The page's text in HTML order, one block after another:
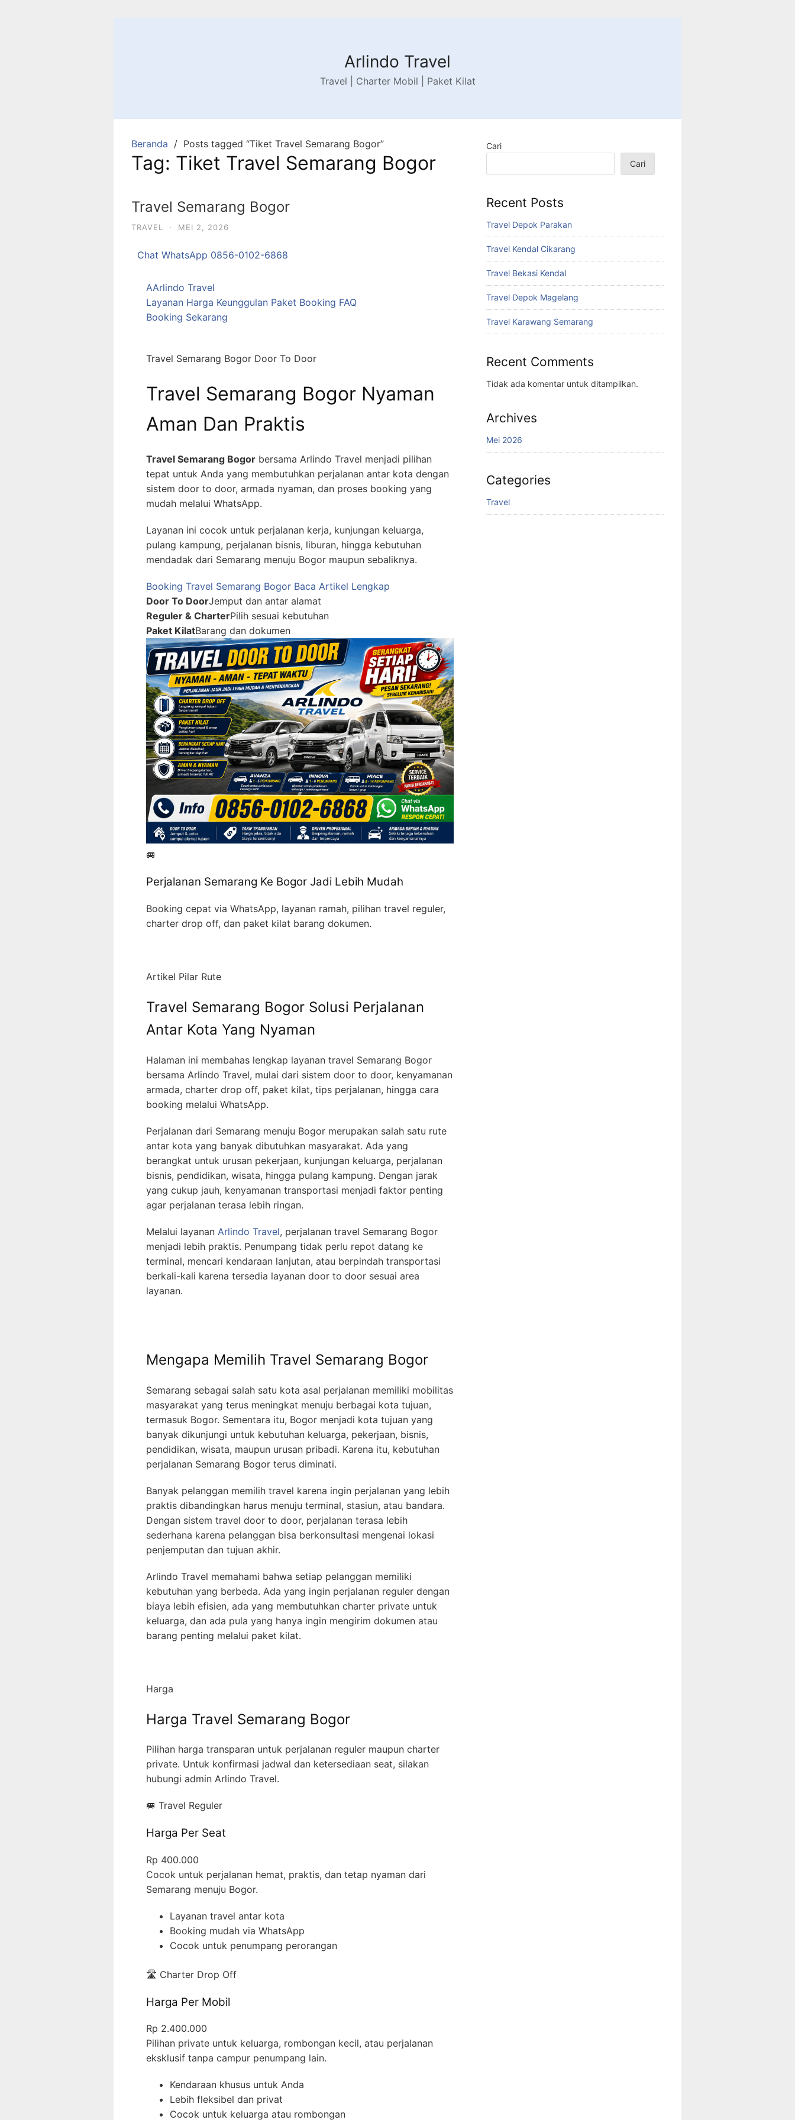
Arlindo Travel
Travel | Charter Mobil | Paket Kilat
Beranda Posts tagged “Tiket Travel Semarang Bogor”
Tag: Tiket Travel Semarang Bogor
Travel Semarang Bogor
TRAVEL · MEI 2, 2026
Chat WhatsApp 0856-0102-6868
AArlindo Travel
Layanan Harga Keunggulan Paket Booking FAQ
Booking Sekarang
Travel Semarang Bogor Door To Door
Travel Semarang Bogor Nyaman
Aman Dan Praktis
Travel Semarang Bogor bersama Arlindo Travel menjadi pilihan
tepat untuk Anda yang membutuhkan perjalanan antar kota dengan
sistem door to door, armada nyaman, dan proses booking yang
mudah melalui WhatsApp.
Layanan ini cocok untuk perjalanan kerja, kunjungan keluarga,
pulang kampung, perjalanan bisnis, liburan, hingga kebutuhan
mendadak dari Semarang menuju Bogor maupun sebaliknya.
Booking Travel Semarang Bogor Baca Artikel Lengkap
Door To DoorJemput dan antar alamat
Reguler & CharterPilih sesuai kebutuhan
Paket KilatBarang dan dokumen
🚐
Perjalanan Semarang Ke Bogor Jadi Lebih Mudah
Booking cepat via WhatsApp, layanan ramah, pilihan travel reguler,
charter drop off, dan paket kilat barang dokumen.
Artikel Pilar Rute
Travel Semarang Bogor Solusi Perjalanan
Antar Kota Yang Nyaman
Halaman ini membahas lengkap layanan travel Semarang Bogor
bersama Arlindo Travel, mulai dari sistem door to door, kenyamanan
armada, charter drop off, paket kilat, tips perjalanan, hingga cara
booking melalui WhatsApp.
Perjalanan dari Semarang menuju Bogor merupakan salah satu rute
antar kota yang banyak dibutuhkan masyarakat. Ada yang
berangkat untuk urusan pekerjaan, kunjungan keluarga, perjalanan
bisnis, pendidikan, wisata, hingga pulang kampung. Dengan jarak
yang cukup jauh, kenyamanan transportasi menjadi faktor penting
agar perjalanan terasa lebih ringan.
Melalui layanan Arlindo Travel, perjalanan travel Semarang Bogor
menjadi lebih praktis. Penumpang tidak perlu repot datang ke
terminal, mencari kendaraan lanjutan, atau berpindah transportasi
berkali-kali karena tersedia layanan door to door sesuai area
layanan.
Mengapa Memilih Travel Semarang Bogor
Semarang sebagai salah satu kota asal perjalanan memiliki mobilitas
masyarakat yang terus meningkat menuju berbagai kota tujuan,
termasuk Bogor. Sementara itu, Bogor menjadi kota tujuan yang
banyak dikunjungi untuk kebutuhan keluarga, pekerjaan, bisnis,
pendidikan, wisata, maupun urusan pribadi. Karena itu, kebutuhan
perjalanan Semarang Bogor terus diminati.
Banyak pelanggan memilih travel karena ingin perjalanan yang lebih
praktis dibandingkan harus menuju terminal, stasiun, atau bandara.
Dengan sistem travel door to door, perjalanan terasa lebih
sederhana karena pelanggan bisa berkonsultasi mengenai lokasi
penjemputan dan tujuan akhir.
Arlindo Travel memahami bahwa setiap pelanggan memiliki
kebutuhan yang berbeda. Ada yang ingin perjalanan reguler dengan
biaya lebih efisien, ada yang membutuhkan charter private untuk
keluarga, dan ada pula yang hanya ingin mengirim dokumen atau
barang penting melalui paket kilat.
Harga
Harga Travel Semarang Bogor
Pilihan harga transparan untuk perjalanan reguler maupun charter
private. Untuk konfirmasi jadwal dan ketersediaan seat, silakan
hubungi admin Arlindo Travel.
🚐 Travel Reguler
Harga Per Seat
Rp 400.000
Cocok untuk perjalanan hemat, praktis, dan tetap nyaman dari
Semarang menuju Bogor.
Layanan travel antar kota
Booking mudah via WhatsApp
Cocok untuk penumpang perorangan
🛣️ Charter Drop Off
Harga Per Mobil
Rp 2.400.000
Pilihan private untuk keluarga, rombongan kecil, atau perjalanan
eksklusif tanpa campur penumpang lain.
Kendaraan khusus untuk Anda
Lebih fleksibel dan privat
Cocok untuk keluarga atau rombongan
Cari
Cari
Recent Posts
Travel Depok Parakan
Travel Kendal Cikarang
Travel Bekasi Kendal
Travel Depok Magelang
Travel Karawang Semarang
Recent Comments
Tidak ada komentar untuk ditampilkan.
Archives
Mei 2026
Categories
Travel